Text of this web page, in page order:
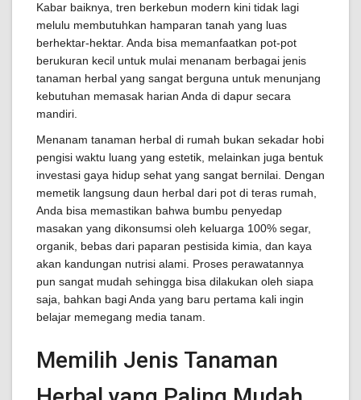
Kabar baiknya, tren berkebun modern kini tidak lagi
melulu membutuhkan hamparan tanah yang luas
berhektar-hektar. Anda bisa memanfaatkan pot-pot
berukuran kecil untuk mulai menanam berbagai jenis
tanaman herbal yang sangat berguna untuk menunjang
kebutuhan memasak harian Anda di dapur secara
mandiri.
Menanam tanaman herbal di rumah bukan sekadar hobi
pengisi waktu luang yang estetik, melainkan juga bentuk
investasi gaya hidup sehat yang sangat bernilai. Dengan
memetik langsung daun herbal dari pot di teras rumah,
Anda bisa memastikan bahwa bumbu penyedap
masakan yang dikonsumsi oleh keluarga 100% segar,
organik, bebas dari paparan pestisida kimia, dan kaya
akan kandungan nutrisi alami. Proses perawatannya
pun sangat mudah sehingga bisa dilakukan oleh siapa
saja, bahkan bagi Anda yang baru pertama kali ingin
belajar memegang media tanam.
Memilih Jenis Tanaman